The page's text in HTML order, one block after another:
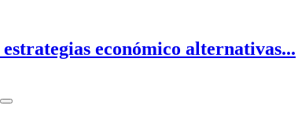
económico alternativas...